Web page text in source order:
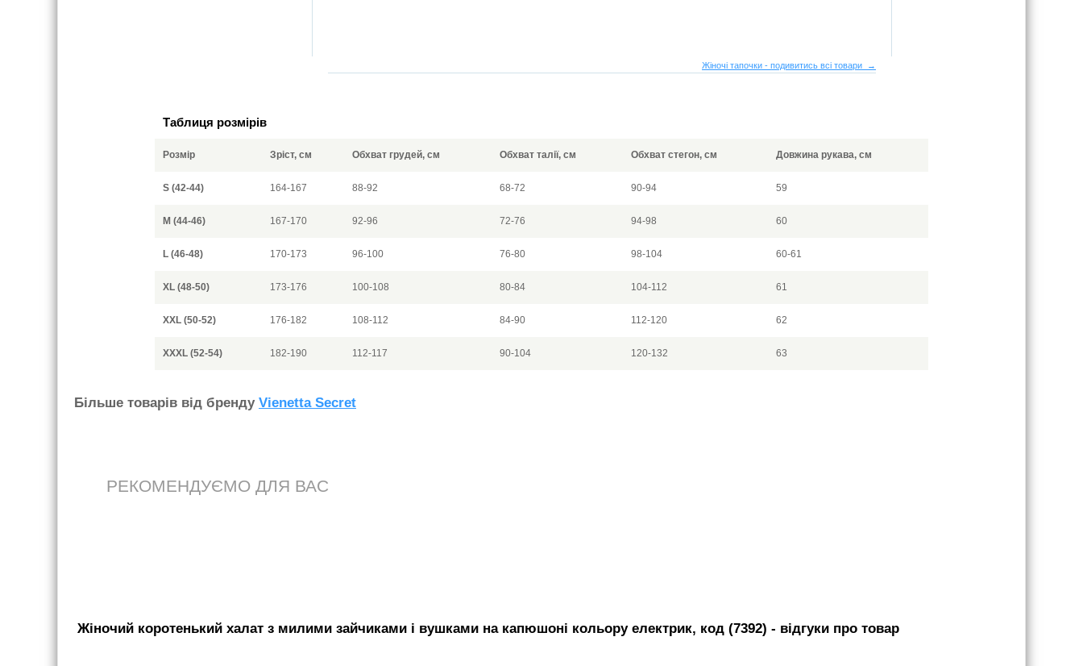
Жіночі тапочки - подивитись всі товари →
Таблиця розмірів
Розмір Зріст, см Обхват грудей, см Обхват талії, см Обхват стегон, см Довжина рукава, см
S (42-44) 164-167 88-92 68-72 90-94 59
M (44-46) 167-170 92-96 72-76 94-98 60
L (46-48) 170-173 96-100 76-80 98-104 60-61
XL (48-50) 173-176 100-108 80-84 104-112 61
XXL (50-52) 176-182 108-112 84-90 112-120 62
XXXL (52-54) 182-190 112-117 90-104 120-132 63
Бiльше товарiв вiд бренду Vienetta Secret
РЕКОМЕНДУЄМО ДЛЯ ВАС
Жіночий коротенький халат з милими зайчиками і вушками на капюшоні кольору електрик, код (7392) - вiдгуки про товар